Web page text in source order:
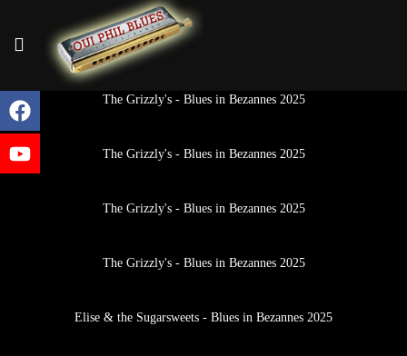
The Grizzly's - Blues in Bezannes 2025
The Grizzly's - Blues in Bezannes 2025
The Grizzly's - Blues in Bezannes 2025
The Grizzly's - Blues in Bezannes 2025
Elise & the Sugarsweets - Blues in Bezannes 2025